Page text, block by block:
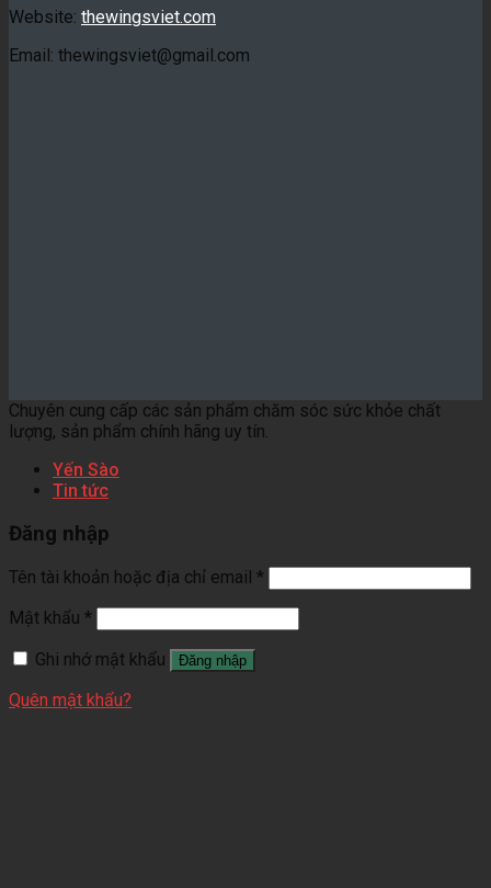
Website: thewingsviet.com
Email: thewingsviet@gmail.com
Chuyên cung cấp các sản phẩm chăm sóc sức khỏe chất
lượng, sản phẩm chính hãng uy tín.
Yến Sào
Tin tức
Đăng nhập
Tên tài khoản hoặc địa chỉ email *
Mật khẩu *
Ghi nhớ mật khẩu
Đăng nhập
Quên mật khẩu?